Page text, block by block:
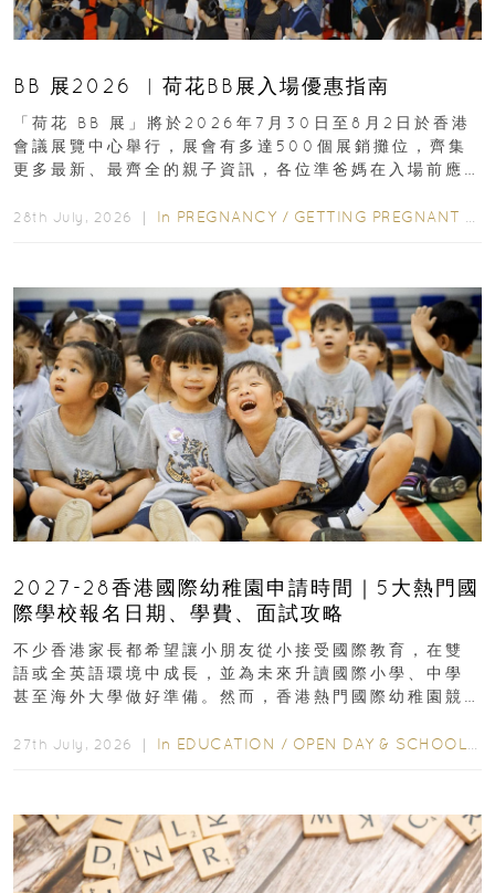
BB 展2026 ︳荷花BB展入場優惠指南
「荷花 BB 展」將於2026年7月30日至8月2日於香港
會議展覽中心舉行，展會有多達500個展銷攤位，齊集
更多最新、最齊全的親子資訊，各位準爸媽在入場前應
28th July, 2026 ｜ In PREGNANCY / GETTING PREGNANT
2027-28香港國際幼稚園申請時間｜5大熱門國
際學校報名日期、學費、面試攻略
不少香港家長都希望讓小朋友從小接受國際教育，在雙
語或全英語環境中成長，並為未來升讀國際小學、中學
甚至海外大學做好準備。然而，香港熱門國際幼稚園競
27th July, 2026 ｜ In EDUCATION / OPEN DAY & SCHOOL EVENTS